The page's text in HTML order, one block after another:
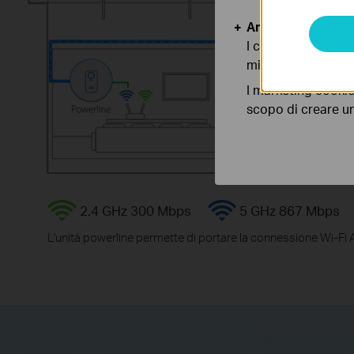
2.4 GHz 300 Mbps 5 GHz 867 Mbps
L'unità powerline permette di portare la connessione Wi-Fi
Analytics e
I cookies analitici
migliorarne le
I marketing
scopo di creare